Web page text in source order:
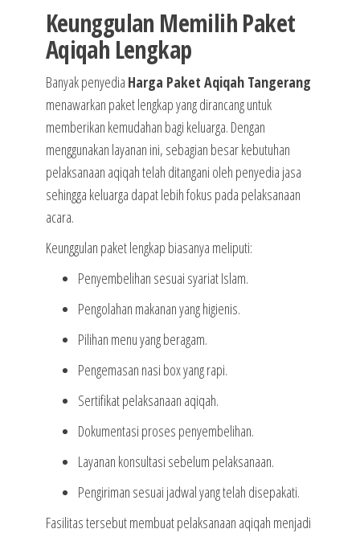
Keunggulan Memilih Paket
Aqiqah Lengkap
Banyak penyedia Harga Paket Aqiqah Tangerang
menawarkan paket lengkap yang dirancang untuk
memberikan kemudahan bagi keluarga. Dengan
menggunakan layanan ini, sebagian besar kebutuhan
pelaksanaan aqiqah telah ditangani oleh penyedia jasa
sehingga keluarga dapat lebih fokus pada pelaksanaan
acara.
Keunggulan paket lengkap biasanya meliputi:
Penyembelihan sesuai syariat Islam.
Pengolahan makanan yang higienis.
Pilihan menu yang beragam.
Pengemasan nasi box yang rapi.
Sertifikat pelaksanaan aqiqah.
Dokumentasi proses penyembelihan.
Layanan konsultasi sebelum pelaksanaan.
Pengiriman sesuai jadwal yang telah disepakati.
Fasilitas tersebut membuat pelaksanaan aqiqah menjadi